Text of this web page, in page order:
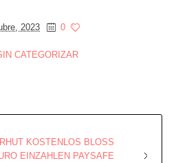
2023 0
CATEGORIZAR
KOSTENLOS BLOSS O
EINZAHLEN PAYSAFE E